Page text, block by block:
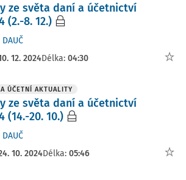
ze světa daní a účetnictví
(2.-8. 12.)
12. 2024Délka: 04:30
ÚČETNÍ AKTUALITY
ze světa daní a účetnictví
(14.-20. 10.)
10. 2024Délka: 05:46